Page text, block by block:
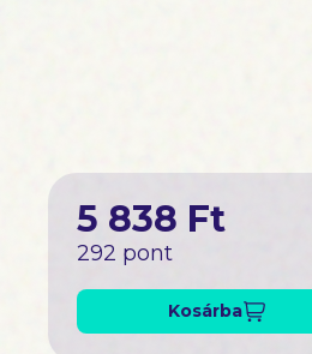
5 838 Ft
292 pont
Kosárba